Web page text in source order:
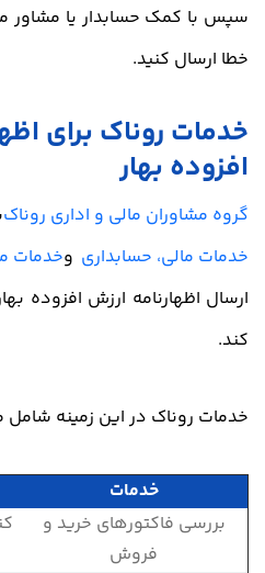
سپس با کمک حسابدار یا مشاور
خطا ارسال کنید.
خدمات روناک برای
افزوده بهار
گروه مشاوران مالی و اداری روناک
خدمات مالی، حسابداری وخدمات
کند.
خدمات روناک در این زمینه شامل
خدمات
بررسی فاکتورهای خرید و
فروش